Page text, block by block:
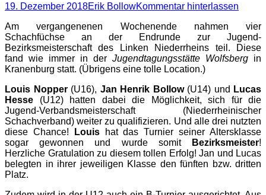
Posted
19. Dezember 2018Autor
Erik BollowKommentar hinterlassen
Am vergangenenen Wochenende nahmen vier
Schachfüchse an der Endrunde zur Jugend-
Bezirksmeisterschaft des Linken Niederrheins teil. Diese
fand wie immer in der Jugendtagungsstätte Wolfsberg in
Kranenburg statt. (Übrigens eine tolle Location.)
Louis Nopper(U16), Jan Henrik Bollow(U14) und Lucas
Hesse (U12) hatten dabei die Möglichkeit, sich für die
Jugend-Verbandsmeisterschaft (Niederrheinischer
Schachverband) weiter zu qualifizieren. Und alle drei nutzten
diese Chance!
Louishat das Turnier seiner Altersklasse
sogar gewonnen und wurde somit
Bezirksmeister!
Herzliche Gratulation zu diesem tollen Erfolg! Jan und Lucas
belegten in ihrer jeweiligen Klasse den fünften bzw. dritten
Platz.